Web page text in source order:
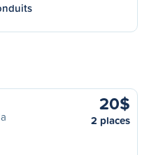
20$
2 places